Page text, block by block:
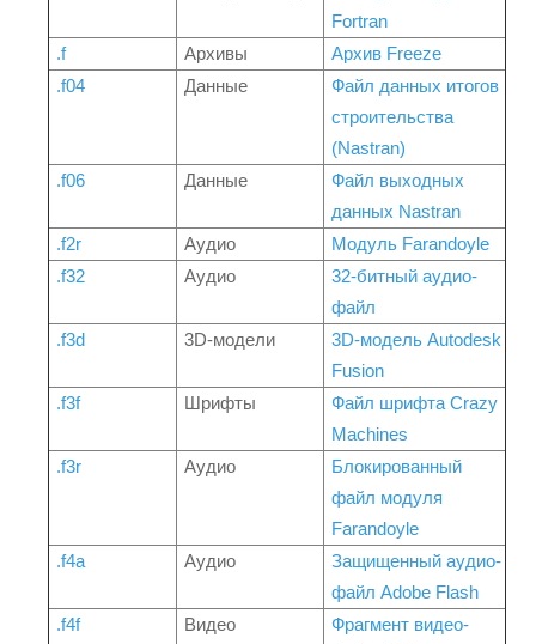
Fortran
.f
Архивы
Архив Freeze
.f04
Данные
Файл данных итогов
строительства
(Nastran)
.f06
Данные
Файл выходных
данных Nastran
.f2r
Аудио
Модуль Farandoyle
.f32
Аудио
32-битный аудио-
файл
.f3d
3D-модели
3D-модель Autodesk
Fusion
.f3f
Шрифты
Файл шрифта Crazy
Machines
.f3r
Аудио
Блокированный
файл модуля
Farandoyle
.f4a
Аудио
Защищенный аудио-
файл Adobe Flash
.f4f
Видео
Фрагмент видео-